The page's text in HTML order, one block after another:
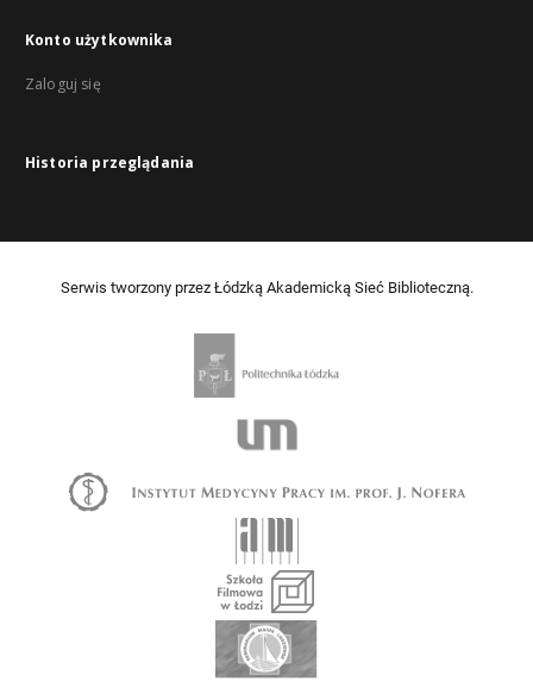
Konto użytkownika
Zaloguj się
Historia przeglądania
Serwis tworzony przez Łódzką Akademicką Sieć Biblioteczną.